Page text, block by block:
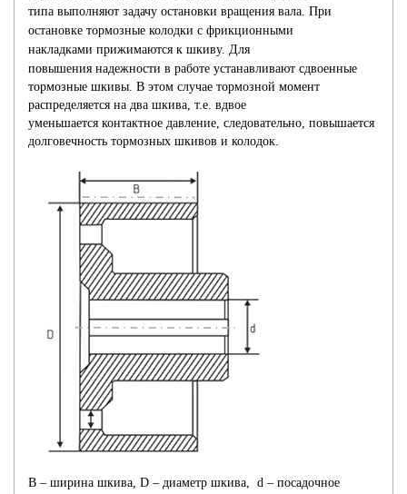
типа выполняют задачу остановки вращения вала. При
остановке тормозные колодки с фрикционными
накладками прижимаются к шкиву. Для
повышения надежности в работе устанавливают сдвоенные
тормозные шкивы. В этом случае тормозной момент
распределяется на два шкива, т.е. вдвое
уменьшается контактное давление, следовательно, повышается
долговечность тормозных шкивов и колодок.
B – ширина шкива, D – диаметр шкива, d – посадочное